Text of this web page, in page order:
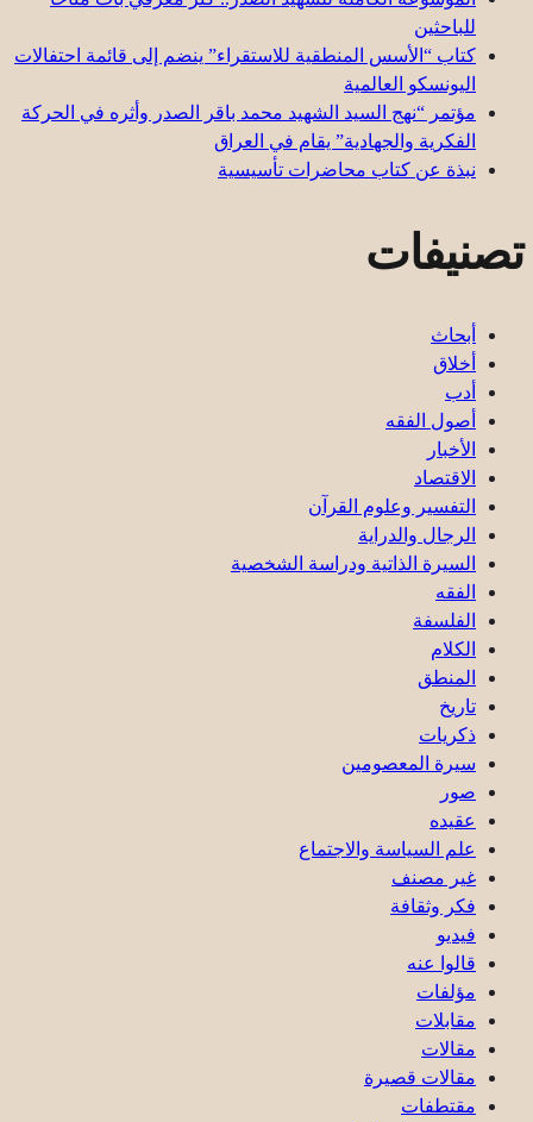
للباحثين
كتاب “الأسس المنطقية للاستقراء” ينضم إلى قائمة احتفالات
اليونسكو العالمية
مؤتمر “نهج السيد الشهيد محمد باقر الصدر وأثره في الحركة
الفكرية والجهادية” يقام في العراق
نبذة عن كتاب محاضرات تأسيسية
تصنيفات
أبحاث
أخلاق
أدب
أصول الفقه
الأخبار
الاقتصاد
التفسير وعلوم القرآن
الرجال والدراية
السيرة الذاتية ودراسة الشخصية
الفقه
الفلسفة
الكلام
المنطق
تاريخ
ذكریات
سيرة المعصومين
صور
عقیده
علم السياسة والاجتماع
غير مصنف
فكر وثقافة
فيديو
قالوا عنه
مؤلفات
مقابلات
مقالات
مقالات قصيرة
مقتطفات